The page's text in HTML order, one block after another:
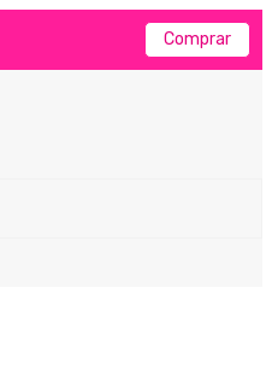
Comprar